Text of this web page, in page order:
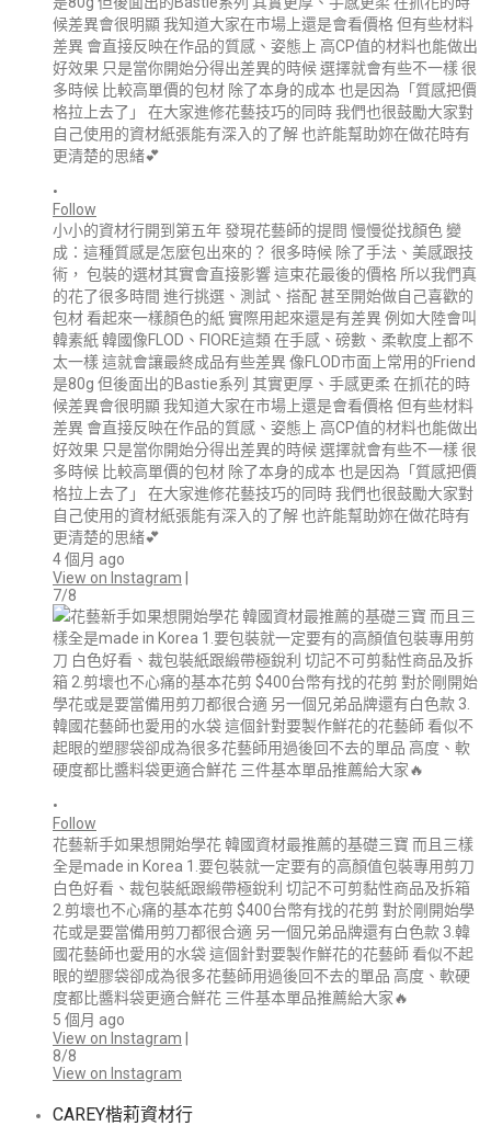
•
Follow
小小的資材行開到第五年 發現花藝師的提問 慢慢從找顏色 變
成：這種質感是怎麼包出來的？ 很多時候 除了手法、美感跟技
術， 包裝的選材其實會直接影響 這束花最後的價格 所以我們真
的花了很多時間 進行挑選、測試、搭配 甚至開始做自己喜歡的
包材 看起來一樣顏色的紙 實際用起來還是有差異 例如大陸會叫
韓素紙 韓國像FLOD、FIORE這類 在手感、磅數、柔軟度上都不
太一樣 這就會讓最終成品有些差異 像FLOD市面上常用的Friend
是80g 但後面出的Bastie系列 其實更厚、手感更柔 在抓花的時
候差異會很明顯 我知道大家在市場上還是會看價格 但有些材料
差異 會直接反映在作品的質感、姿態上 高CP值的材料也能做出
好效果 只是當你開始分得出差異的時候 選擇就會有些不一樣 很
多時候 比較高單價的包材 除了本身的成本 也是因為「質感把價
格拉上去了」 在大家進修花藝技巧的同時 我們也很鼓勵大家對
自己使用的資材紙張能有深入的了解 也許能幫助妳在做花時有
更清楚的思緒💕
4 個月 ago
View on Instagram
7/8
•
Follow
花藝新手如果想開始學花 韓國資材最推薦的基礎三寶 而且三樣
全是made in Korea 1.要包裝就一定要有的高顏值包裝專用剪刀
白色好看、裁包裝紙跟緞帶極銳利 切記不可剪黏性商品及拆箱
2.剪壞也不心痛的基本花剪 $400台幣有找的花剪 對於剛開始學
花或是要當備用剪刀都很合適 另一個兄弟品牌還有白色款 3.韓
國花藝師也愛用的水袋 這個針對要製作鮮花的花藝師 看似不起
眼的塑膠袋卻成為很多花藝師用過後回不去的單品 高度、軟硬
度都比醬料袋更適合鮮花 三件基本單品推薦給大家🔥
5 個月 ago
View on Instagram
8/8
View on Instagram
CAREY楷莉資材行